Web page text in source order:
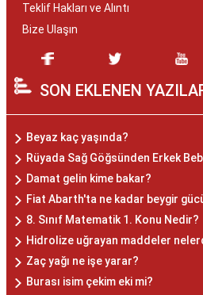
Teklif Hakları ve Alıntı
Bize Ulaşın
SON EKLENEN
Beyaz kaç yaşında?
Rüyada Sağ Göğsünden Erkek
Damat gelin kime bakar?
Fiat Abarth'ta ne kadar beygir
8. Sınıf Matematik 1. Konu Nedir?
Hidrolize uğrayan maddeler
Zaç yağı ne işe yarar?
Burası isim çekim eki mi?